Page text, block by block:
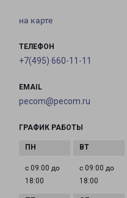
на карте
ТЕЛЕФОН
+7(495) 660-11-11
EMAIL
pecom@pecom.ru
ГРАФИК РАБОТЫ
с 09:00 до
18:00
с 09:00 до
18:00